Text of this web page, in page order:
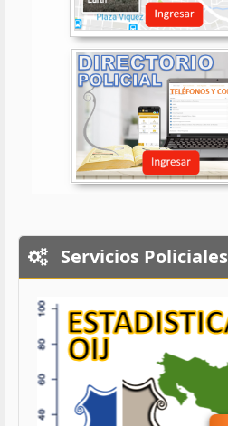
Servicios Policiales